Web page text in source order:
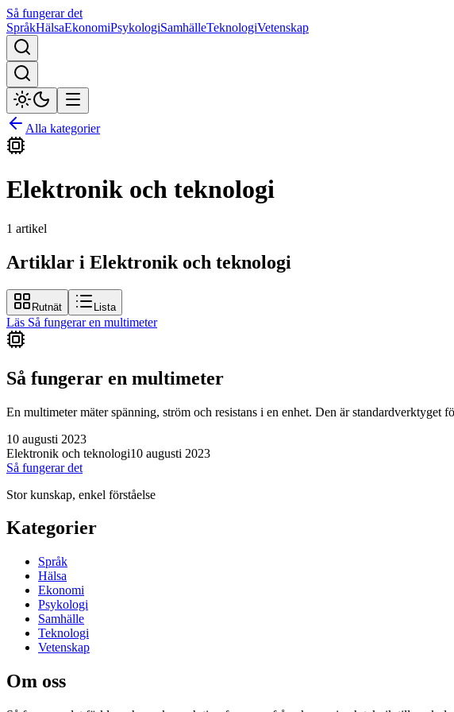
Så fungerar det
SpråkHälsaEkonomiPsykologiSamhälleTeknologiVetenskap
Alla kategorier
Elektronik och teknologi
1 artikel
Artiklar i Elektronik och teknologi
Rutnät Lista
Läs Så fungerar en multimeter
Så fungerar en multimeter
En multimeter mäter spänning, ström och resistans i en enhet. Den är
10 augusti 2023
Elektronik och teknologi10 augusti 2023
Så fungerar det
Stor kunskap, enkel förståelse
Kategorier
Språk
Hälsa
Ekonomi
Psykologi
Samhälle
Teknologi
Vetenskap
Om oss